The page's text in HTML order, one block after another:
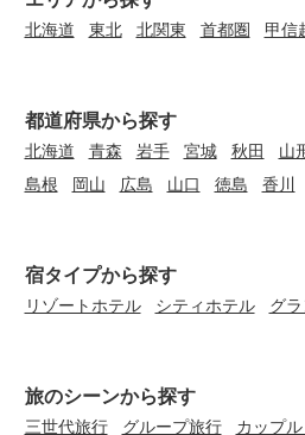
北海道 東北 北関東 首都圏 甲信
都道府県から探す
北海道 青森 岩手 宮城 秋田 山
島根
岡山 広島 山口 徳島 香川
宿タイプから探す
リゾートホテル シティホテル グ
旅のシーンから探す
三世代旅行 グループ旅行 カップ